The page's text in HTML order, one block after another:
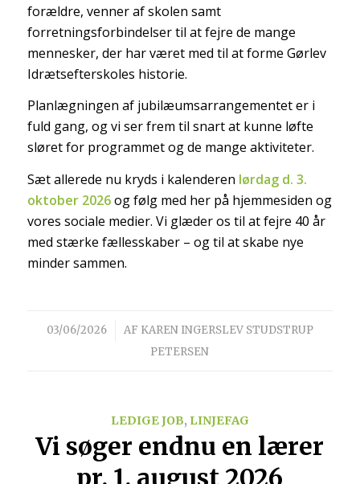
forældre, venner af skolen samt
forretningsforbindelser til at fejre de mange
mennesker, der har været med til at forme Gørlev
Idrætsefterskoles historie.
Planlægningen af jubilæumsarrangementet er i
fuld gang, og vi ser frem til snart at kunne løfte
sløret for programmet og de mange aktiviteter.
Sæt allerede nu kryds i kalenderen lørdag d. 3.
oktober 2026og følg med her på hjemmesiden og
vores sociale medier. Vi glæder os til at fejre 40 år
med stærke fællesskaber – og til at skabe nye
minder sammen.
03/06/2026
/ AF KAREN INGERSLEV STUDSTRUP
PETERSEN
LEDIGE JOB, LINJEFAG
Vi søger endnu en lærer
pr. 1. august 2026